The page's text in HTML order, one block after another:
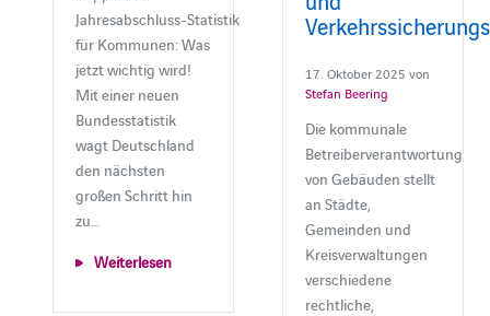
Jahresabschluss‑Statistik
für Kommunen: Was
jetzt wichtig wird!
Mit einer neuen
Bundesstatistik
wagt Deutschland
den nächsten
großen Schritt hin
zu…
Weiterlesen
17. Oktober 2025 von
Stefan Beering
Die kommunale
Betreiberverantwortung
von Gebäuden stellt
an Städte,
Gemeinden und
Kreisverwaltungen
verschiedene
rechtliche,